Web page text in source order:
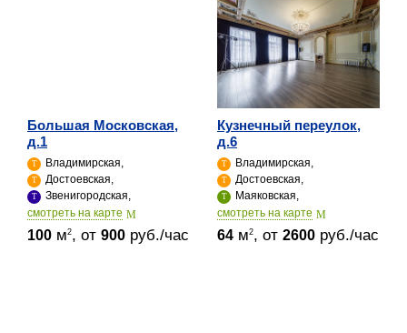
Большая Московская,
д.1
Владимирская,
Достоевская,
Звенигородская,
cмотреть на карте
100 м2, от 900 руб./час
Кузнечный переулок,
д.6
Владимирская,
Достоевская,
Маяковская,
cмотреть на карте
64 м2, от 2600 руб./час